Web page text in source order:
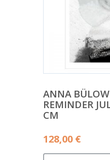
ANNA
REMINDER
CM
128,00 €